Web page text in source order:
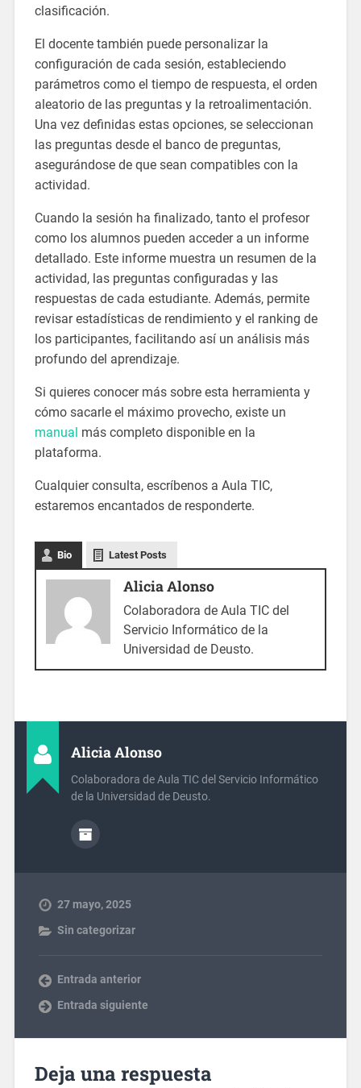
clasificación.
El docente también puede personalizar la
configuración de cada sesión, estableciendo
parámetros como el tiempo de respuesta, el orden
aleatorio de las preguntas y la retroalimentación.
Una vez definidas estas opciones, se seleccionan
las preguntas desde el banco de preguntas,
asegurándose de que sean compatibles con la
actividad.
Cuando la sesión ha finalizado, tanto el profesor
como los alumnos pueden acceder a un informe
detallado. Este informe muestra un resumen de la
actividad, las preguntas configuradas y las
respuestas de cada estudiante. Además, permite
revisar estadísticas de rendimiento y el ranking de
los participantes, facilitando así un análisis más
profundo del aprendizaje.
Si quieres conocer más sobre esta herramienta y
cómo sacarle el máximo provecho, existe un
manual más completo disponible en la
plataforma.
Cualquier consulta, escríbenos a Aula TIC,
estaremos encantados de responderte.
Bio Latest Posts
Alicia Alonso
Colaboradora de Aula TIC del
Servicio Informático de la
Universidad de Deusto.
Alicia Alonso
Colaboradora de Aula TIC del Servicio Informático
de la Universidad de Deusto.
27 mayo, 2025
Sin categorizar
Entrada anterior
Entrada siguiente
Deja una respuesta